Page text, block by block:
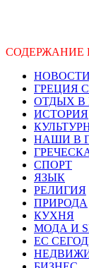
СОДЕРЖАНИЕ
НОВОСТИ
ГРЕЦИЯ
ОТДЫХ В
ИСТОРИЯ
НАШИ В
СПОРТ
ЯЗЫК
РЕЛИГИЯ
ПРИРОДА
КУХНЯ
МОДА И
ЕС